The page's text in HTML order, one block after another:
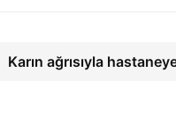
Karın ağrısıyla